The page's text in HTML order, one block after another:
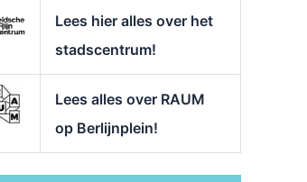
Lees hier alles over het
stadscentrum!
Lees alles over RAUM
op Berlijnplein!